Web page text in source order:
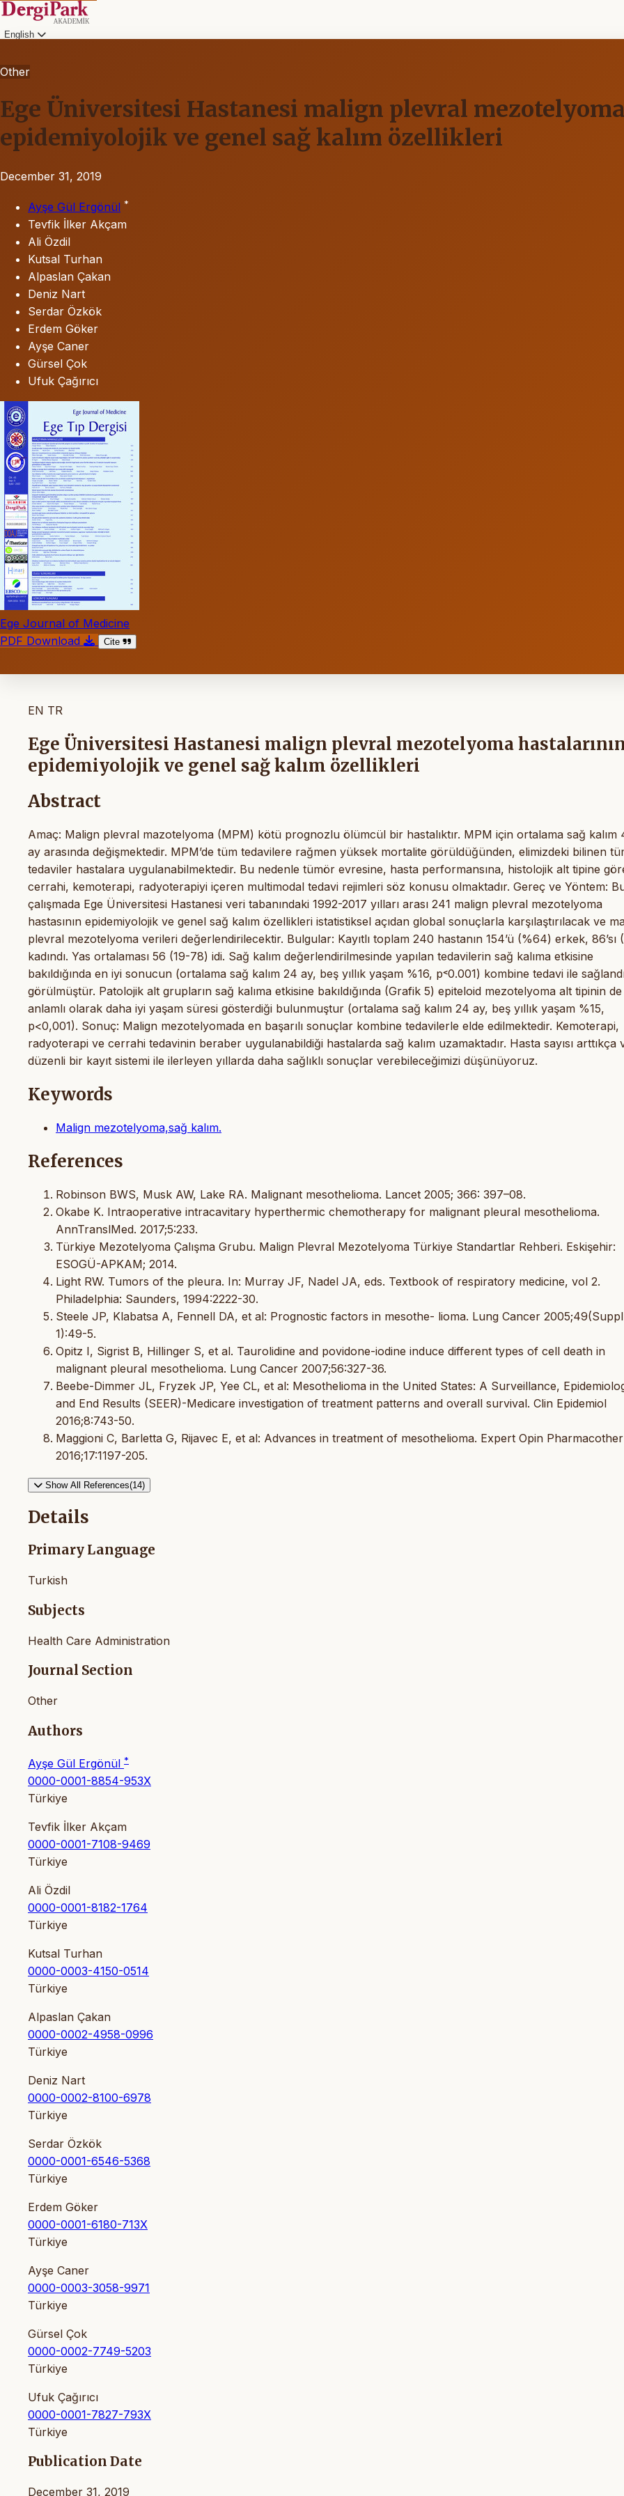
English
Other
Ege Üniversitesi Hastanesi malign plevral
epidemiyolojik ve genel sağ kalım özellikleri
December 31, 2019
Ayşe Gül Ergönül *
Tevfik İlker Akçam
Ali Özdil
Kutsal Turhan
Alpaslan Çakan
Deniz Nart
Serdar Özkök
Erdem Göker
Ayşe Caner
Gürsel Çok
Ufuk Çağırıcı
Ege Journal of Medicine
PDF Download
Cite
EN TR
Ege Üniversitesi Hastanesi malign plevral mezotelyoma
epidemiyolojik ve genel sağ kalım özellikleri
Abstract
Amaç: Malign plevral mazotelyoma (MPM) kötü prognozlu ölümcül bir hastalıktır. MPM için ortalama sağ kalım
ay arasında değişmektedir. MPM’de tüm tedavilere rağmen yüksek mortalite görüldüğünden, elimizdeki bilinen
tedaviler hastalara uygulanabilmektedir. Bu nedenle tümör evresine, hasta performansına, histolojik alt tipine
cerrahi, kemoterapi, radyoterapiyi içeren multimodal tedavi rejimleri söz konusu olmaktadır. Gereç ve Yöntem:
çalışmada Ege Üniversitesi Hastanesi veri tabanındaki 1992-2017 yılları arası 241 malign plevral mezotelyoma
hastasının epidemiyolojik ve genel sağ kalım özellikleri istatistiksel açıdan global sonuçlarla karşılaştırılacak ve
plevral mezotelyoma verileri değerlendirilecektir. Bulgular: Kayıtlı toplam 240 hastanın 154’ü (%64) erkek, 86’sı
kadındı. Yas ortalaması 56 (19-78) idi. Sağ kalım değerlendirilmesinde yapılan tedavilerin sağ kalıma etkisine
bakıldığında en iyi sonucun (ortalama sağ kalım 24 ay, beş yıllık yaşam %16, p˂0.001) kombine tedavi ile
görülmüştür. Patolojik alt grupların sağ kalıma etkisine bakıldığında (Grafik 5) epiteloid mezotelyoma alt tipinin de
anlamlı olarak daha iyi yaşam süresi gösterdiği bulunmuştur (ortalama sağ kalım 24 ay, beş yıllık yaşam %15,
p<0,001). Sonuç: Malign mezotelyomada en başarılı sonuçlar kombine tedavilerle elde edilmektedir. Kemoterapi,
radyoterapi ve cerrahi tedavinin beraber uygulanabildiği hastalarda sağ kalım uzamaktadır. Hasta sayısı arttıkça
düzenli bir kayıt sistemi ile ilerleyen yıllarda daha sağlıklı sonuçlar verebileceğimizi düşünüyoruz.
Keywords
Malign mezotelyoma,sağ kalım.
References
Robinson BWS, Musk AW, Lake RA. Malignant mesothelioma. Lancet 2005; 366: 397–08.
Okabe K. Intraoperative intracavitary hyperthermic chemotherapy for malignant pleural mesothelioma.
AnnTranslMed. 2017;5:233.
Türkiye Mezotelyoma Çalışma Grubu. Malign Plevral Mezotelyoma Türkiye Standartlar Rehberi. Eskişehir:
ESOGÜ-APKAM; 2014.
Light RW. Tumors of the pleura. In: Murray JF, Nadel JA, eds. Textbook of respiratory medicine, vol 2.
Philadelphia: Saunders, 1994:2222-30.
Steele JP, Klabatsa A, Fennell DA, et al: Prognostic factors in mesothe- lioma. Lung Cancer 2005;49(Suppl
1):49-5.
Opitz I, Sigrist B, Hillinger S, et al. Taurolidine and povidone-iodine induce different types of cell death in
malignant pleural mesothelioma. Lung Cancer 2007;56:327-36.
Beebe-Dimmer JL, Fryzek JP, Yee CL, et al: Mesothelioma in the United States: A Surveillance,
and End Results (SEER)-Medicare investigation of treatment patterns and overall survival. Clin Epidemiol
2016;8:743-50.
Maggioni C, Barletta G, Rijavec E, et al: Advances in treatment of mesothelioma. Expert Opin Pharmacother
2016;17:1197-205.
Show All References(14)
Details
Primary Language
Turkish
Subjects
Health Care Administration
Journal Section
Other
Authors
Ayşe Gül Ergönül *
0000-0001-8854-953X
Türkiye
Tevfik İlker Akçam
0000-0001-7108-9469
Türkiye
Ali Özdil
0000-0001-8182-1764
Türkiye
Kutsal Turhan
0000-0003-4150-0514
Türkiye
Alpaslan Çakan
0000-0002-4958-0996
Türkiye
Deniz Nart
0000-0002-8100-6978
Türkiye
Serdar Özkök
0000-0001-6546-5368
Türkiye
Erdem Göker
0000-0001-6180-713X
Türkiye
Ayşe Caner
0000-0003-3058-9971
Türkiye
Gürsel Çok
0000-0002-7749-5203
Türkiye
Ufuk Çağırıcı
0000-0001-7827-793X
Türkiye
Publication Date
December 31, 2019